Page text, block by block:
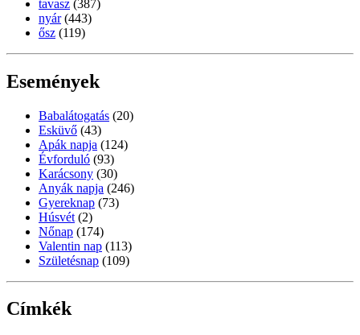
tavasz (387)
nyár (443)
ősz (119)
Események
Babalátogatás (20)
Esküvő (43)
Apák napja (124)
Évforduló (93)
Karácsony (30)
Anyák napja (246)
Gyereknap (73)
Húsvét (2)
Nőnap (174)
Valentin nap (113)
Születésnap (109)
Címkék